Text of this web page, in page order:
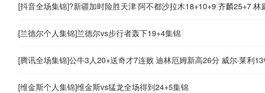
[抖音全场集锦]?新疆加时险胜天津 阿不都沙拉木18+10+9 齐麟25+7 林
[兰德尔个人集锦]兰德尔vs步行者轰下19+4集锦
[腾讯全场集锦]公牛3人20+送奇才7连败 迪林厄姆新高26分 威尔·莱利13
[维金斯个人集锦]维金斯vs猛龙全场得到24+5集锦